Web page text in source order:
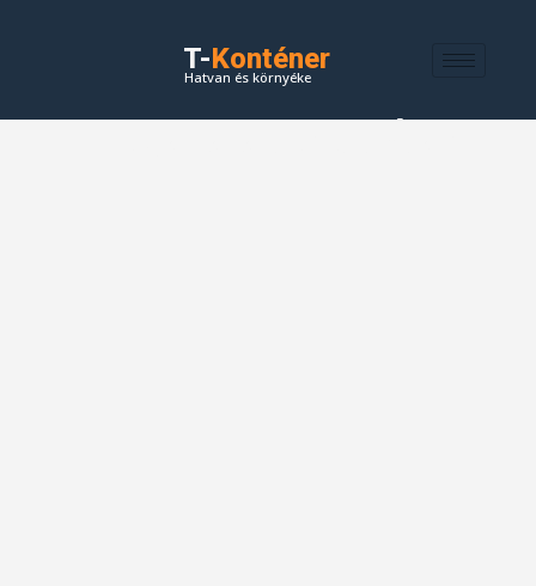
T-Konténer
Hatvan és környéke